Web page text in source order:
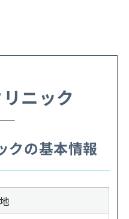
ニック
クの基本情報